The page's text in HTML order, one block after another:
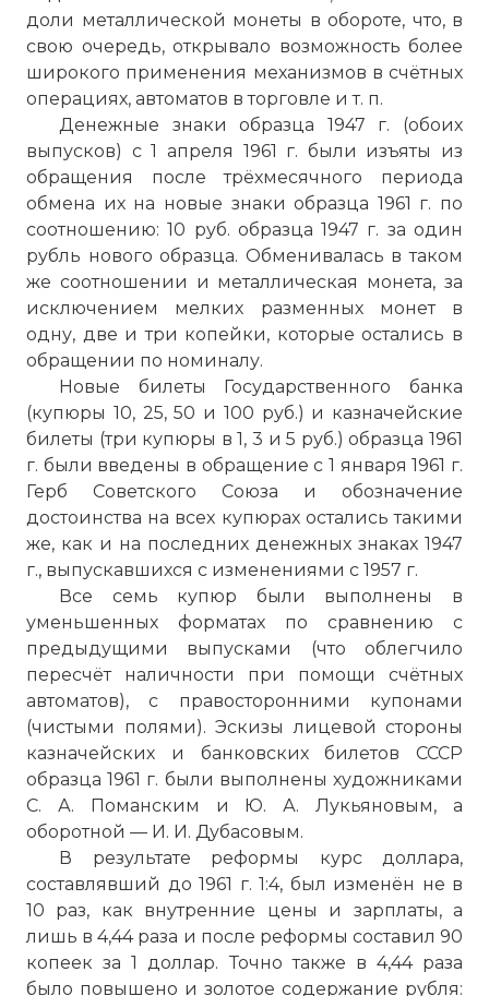
доли металлической монеты в обороте, что, в
свою очередь, открывало возможность более
широкого применения механизмов в счётных
операциях, автоматов в торговле и т. п.
Денежные знаки образца 1947 г. (обоих
выпусков) с 1 апреля 1961 г. были изъяты из
обращения после трёхмесячного периода
обмена их на новые знаки образца 1961 г. по
соотношению: 10 руб. образца 1947 г. за один
рубль нового образца. Обменивалась в таком
же соотношении и металлическая монета, за
исключением мелких разменных монет в
одну, две и три копейки, которые остались в
обращении по номиналу.
Новые билеты Государственного банка
(купюры 10, 25, 50 и 100 руб.) и казначейские
билеты (три купюры в 1, 3 и 5 руб.) образца 1961
г. были введены в обращение с 1 января 1961 г.
Герб Советского Союза и обозначение
достоинства на всех купюрах остались такими
же, как и на последних денежных знаках 1947
г., выпускавшихся с изменениями с 1957 г.
Все семь купюр были выполнены в
уменьшенных форматах по сравнению с
предыдущими выпусками (что облегчило
пересчёт наличности при помощи счётных
автоматов), с правосторонними купонами
(чистыми полями). Эскизы лицевой стороны
казначейских и банковских билетов СССР
образца 1961 г. были выполнены художниками
С. А. Поманским и Ю. А. Лукьяновым, а
оборотной — И. И. Дубасовым.
В результате реформы курс доллара,
составлявший до 1961 г. 1:4, был изменён не в
10 раз, как внутренние цены и зарплаты, а
лишь в 4,44 раза и после реформы составил 90
копеек за 1 доллар. Точно также в 4,44 раза
было повышено и золотое содержание рубля:
Сравнительные размеры 100 рублей 1947
и 1961 года. Все семь купюр были
выполнены в уменьшенных форматах по
сравнению с предыдущими выпусками
(что облегчило пересчёт наличности при
помощи счётных автоматов), с
правосторонними купонами (чистыми
полями). Эскизы лицевой стороны
казначейских и банковских билетов
СССР образца 1961 г. были выполнены
Лукьяновым, а оборотной — И. И.
Дубасовым.